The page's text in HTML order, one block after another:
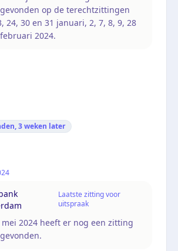
op de terechtzittingen
24, 30 en 31 januari, 2, 7, 8, 9, 28
2024.
3 weken later
Laatste zitting voor
uitspraak
mei 2024 heeft er nog een zitting